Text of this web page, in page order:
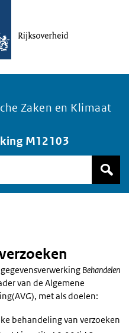
Zaken en Klimaat
M12103
Behandelen
van de Algemene
met als doelen:
behandeling van verzoeken